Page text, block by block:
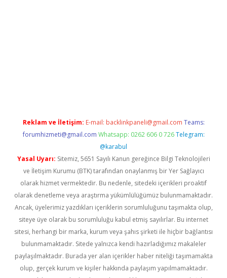
Reklam ve İletişim: E-mail: backlinkpaneli@gmail.com Teams:
forumhizmeti@gmail.com Whatsapp: 0262 606 0 726 Telegram:
@karabul
Yasal Uyarı: Sitemiz, 5651 Sayılı Kanun gereğince Bilgi Teknolojileri
ve İletişim Kurumu (BTK) tarafından onaylanmış bir Yer Sağlayıcı
olarak hizmet vermektedir. Bu nedenle, sitedeki içerikleri proaktif
olarak denetleme veya araştırma yükümlülüğümüz bulunmamaktadır.
Ancak, üyelerimiz yazdıkları içeriklerin sorumluluğunu taşımakta olup,
siteye üye olarak bu sorumluluğu kabul etmiş sayılırlar. Bu internet
sitesi, herhangi bir marka, kurum veya şahıs şirketi ile hiçbir bağlantısı
bulunmamaktadır. Sitede yalnızca kendi hazırladığımız makaleler
paylaşılmaktadır. Burada yer alan içerikler haber niteliği taşımamakta
olup, gerçek kurum ve kişiler hakkında paylaşım yapılmamaktadır.